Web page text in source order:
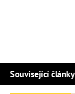
Související články